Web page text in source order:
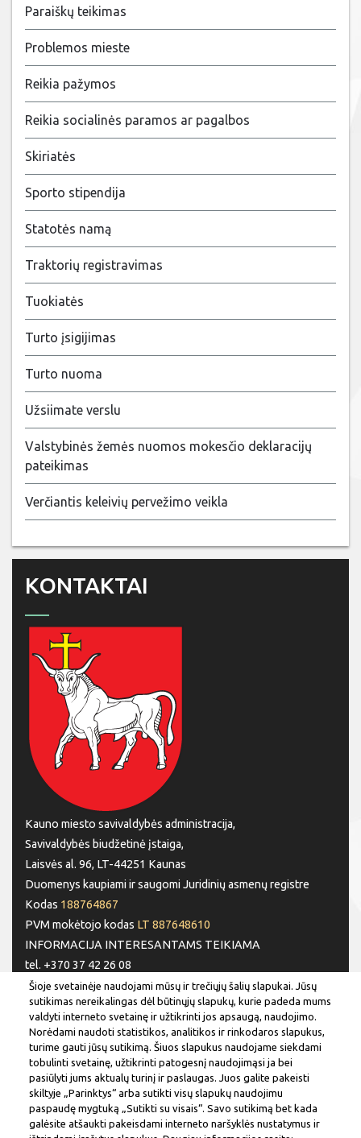
Paraiškų teikimas
Problemos mieste
Reikia pažymos
Reikia socialinės paramos ar pagalbos
Skiriatės
Sporto stipendija
Statotės namą
Traktorių registravimas
Tuokiatės
Turto įsigijimas
Turto nuoma
Užsiimate verslu
Valstybinės žemės nuomos mokesčio deklaracijų
pateikimas
Verčiantis keleivių pervežimo veikla
KONTAKTAI
Kauno miesto savivaldybės administracija,
Savivaldybės biudžetinė įstaiga,
Laisvės al. 96, LT-44251 Kaunas
Duomenys kaupiami ir saugomi Juridinių asmenų registre
Kodas 188764867
PVM mokėtojo kodas LT 887648610
INFORMACIJA INTERESANTAMS TEIKIAMA
tel. +370 37 42 26 08
tel. +370 37 77 76 66
tel. +370 660 07000
el. p.info@kaunas.lt
SEKITE MUS
Šioje svetainėje naudojami mūsų ir trečiųjų šalių slapukai. Jūsų
sutikimas nereikalingas dėl būtinųjų slapukų, kurie padeda mums
valdyti interneto svetainę ir užtikrinti jos apsaugą, naudojimo.
Norėdami naudoti statistikos, analitikos ir rinkodaros slapukus,
turime gauti jūsų sutikimą. Šiuos slapukus naudojame siekdami
tobulinti svetainę, užtikrinti patogesnį naudojimąsi ja bei
pasiūlyti jums aktualų turinį ir paslaugas. Juos galite pakeisti
skiltyje „Parinktys“ arba sutikti visų slapukų naudojimu
paspaudę mygtuką „Sutikti su visais“. Savo sutikimą bet kada
galėsite atšaukti pakeisdami interneto naršyklės nustatymus ir